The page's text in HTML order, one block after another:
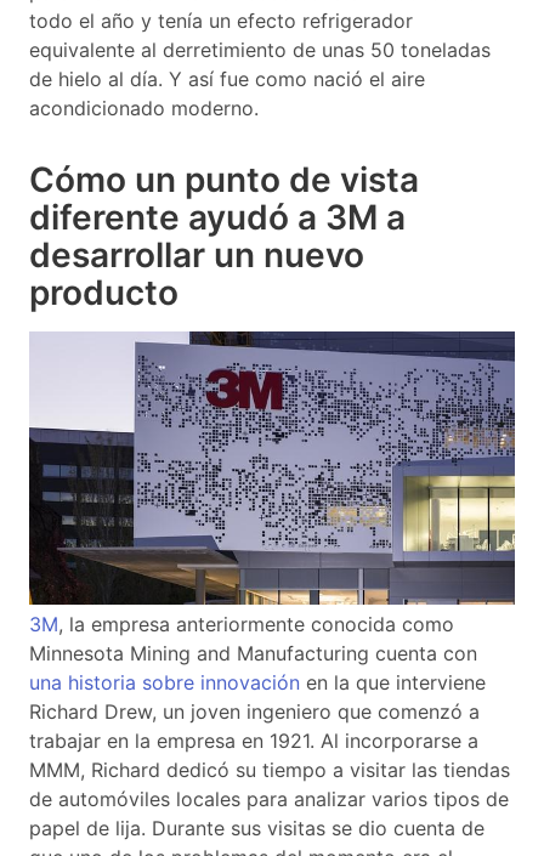
todo el año y tenía un efecto refrigerador
equivalente al derretimiento de unas 50 toneladas
de hielo al día. Y así fue como nació el aire
acondicionado moderno.
Cómo un punto de vista
diferente ayudó a 3M a
desarrollar un nuevo
producto
3M, la empresa anteriormente conocida como
Minnesota Mining and Manufacturing cuenta con
una historia sobre innovación en la que interviene
Richard Drew, un joven ingeniero que comenzó a
trabajar en la empresa en 1921. Al incorporarse a
MMM, Richard dedicó su tiempo a visitar las tiendas
de automóviles locales para analizar varios tipos de
papel de lija. Durante sus visitas se dio cuenta de